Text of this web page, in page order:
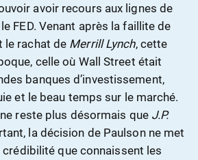
avoir recours aux lignes de
FED. Venant après la faillite de
le rachat de Merrill Lynch, cette
celle où Wall Street était
banques d’investissement,
et le beau temps sur le marché.
reste plus désormais que J.P.
la décision de Paulson ne met
que connaissent les